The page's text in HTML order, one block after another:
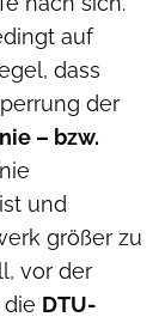
auf
dass
der
– bzw.
und
größer zu
vor der
DTU-